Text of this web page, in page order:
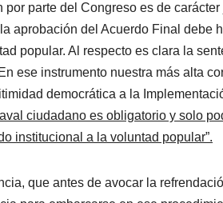
por parte del Congreso es de
aprobación del Acuerdo Final debe
popular. Al respecto es clara la
ese instrumento nuestra más alta
democrática a la
ciudadano es obligatorio y solo
institucional a la voluntad popular”.
que antes de avocar la